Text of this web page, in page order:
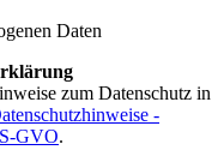
Daten
zum Datenschutz in
-
GVO.